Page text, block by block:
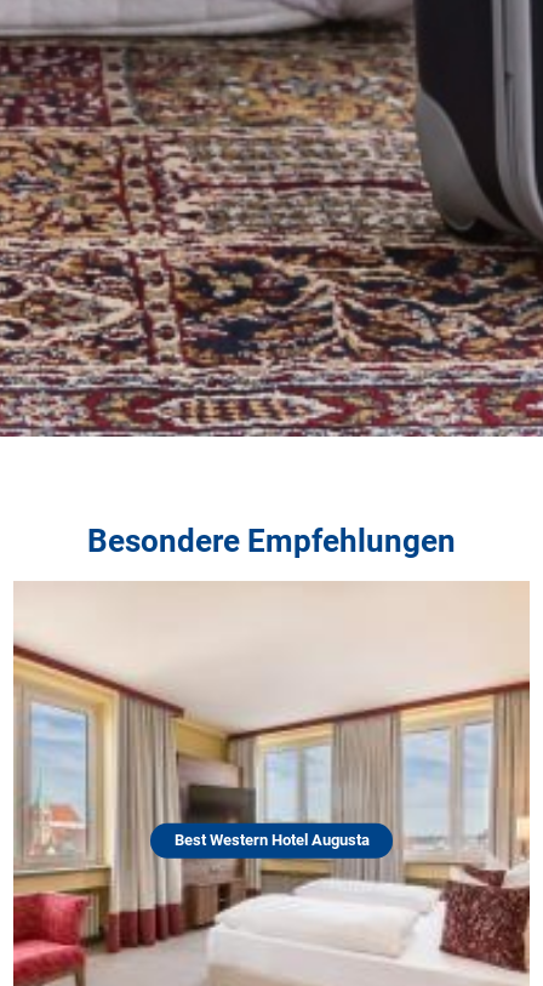
Besondere Empfehlungen
Best Western Hotel Augusta